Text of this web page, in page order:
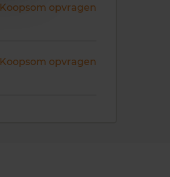
Koopsom opvragen
Koopsom opvragen